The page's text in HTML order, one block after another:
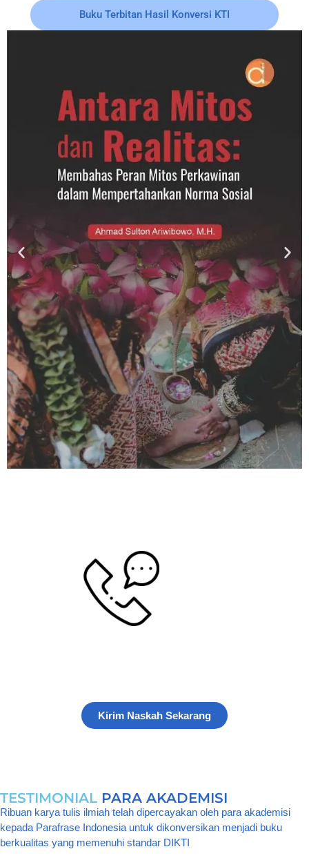
Buku Terbitan Hasil Konversi KTI
Kirim Naskah Sekarang
TESTIMONIAL PARA AKADEMISI
Ribuan karya tulis ilmiah telah dipercayakan oleh para akademisi
kepada Parafrase Indonesia untuk dikonversikan menjadi buku
berkualitas yang memenuhi standar DIKTI